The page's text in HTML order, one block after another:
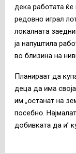
дека работата ќе
редовно играл
локалната
ја напуштила
во близина на
Планираат да
деца да има
им „останат на
посебно.
добивката да и’